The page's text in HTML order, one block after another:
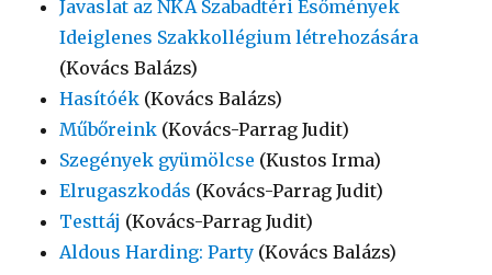
Javaslat az NKA Szabadtéri Esőmények
Ideiglenes Szakkollégium létrehozására
(Kovács Balázs)
Hasítóék (Kovács Balázs)
Műbőreink (Kovács-Parrag Judit)
Szegények gyümölcse (Kustos Irma)
Elrugaszkodás (Kovács-Parrag Judit)
Testtáj (Kovács-Parrag Judit)
Aldous Harding: Party (Kovács Balázs)